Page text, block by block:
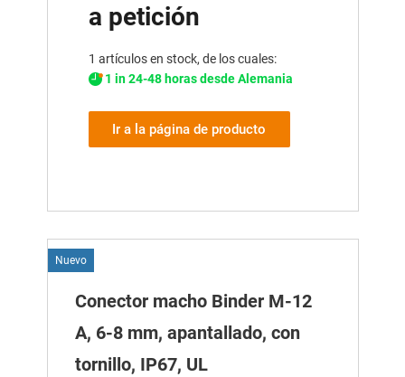
a petición
1 artículos en stock, de los cuales:
1 in 24-48 horas desde Alemania
Ir a la página de producto
Nuevo
Conector macho Binder M-12
A, 6-8 mm, apantallado, con
tornillo, IP67, UL